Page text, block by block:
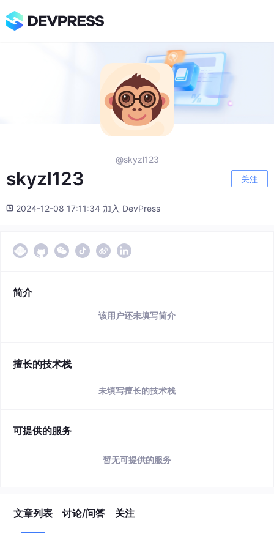
@skyzl123
skyzl123 关注
2024-12-08 17:11:34 加入 DevPress
简介
该用户还未填写简介
擅长的技术栈
未填写擅长的技术栈
可提供的服务
暂无可提供的服务
文章列表 讨论/问答 关注